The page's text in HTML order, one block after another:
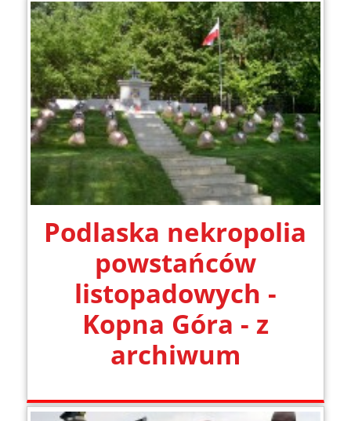
Podlaska nekropolia
powstańców
listopadowych -
Kopna Góra - z
archiwum